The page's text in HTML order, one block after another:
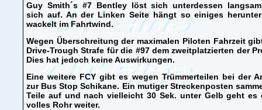
Guy Smith´s #7 Bentley löst sich unterdessen
sich auf. An der Linken Seite hängt so einiges
wackelt im Fahrtwind.
Wegen Überschreitung der maximalen Piloten Fahrzeit
Drive-Trough Strafe für die #97 dem zweitplatzierten der
Dies hat jedoch keine Auswirkungen.
Eine weitere FCY gibt es wegen Trümmerteilen bei der
zur Bus Stop Schikane. Ein mutiger Streckenposten
Teile auf und nach vielleicht 30 Sek. unter Gelb geht es
volles Rohr weiter.